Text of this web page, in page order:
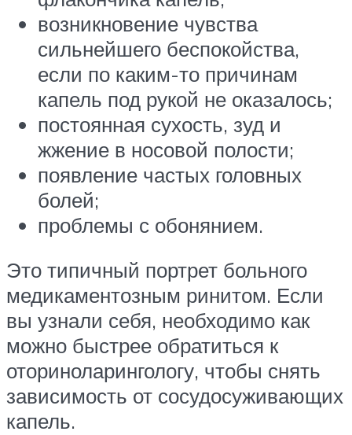
возникновение чувства
сильнейшего беспокойства,
если по каким-то причинам
капель под рукой не оказалось;
постоянная сухость, зуд и
жжение в носовой полости;
появление частых головных
болей;
проблемы с обонянием.
Это типичный портрет больного
медикаментозным ринитом. Если
вы узнали себя, необходимо как
можно быстрее обратиться к
оториноларингологу, чтобы снять
зависимость от сосудосуживающих
капель.